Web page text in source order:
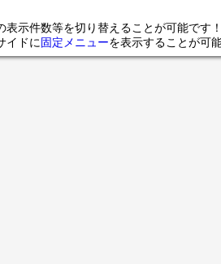
示件数等を切り替えることが可能です！
イドに固定メニューを表示することが可能